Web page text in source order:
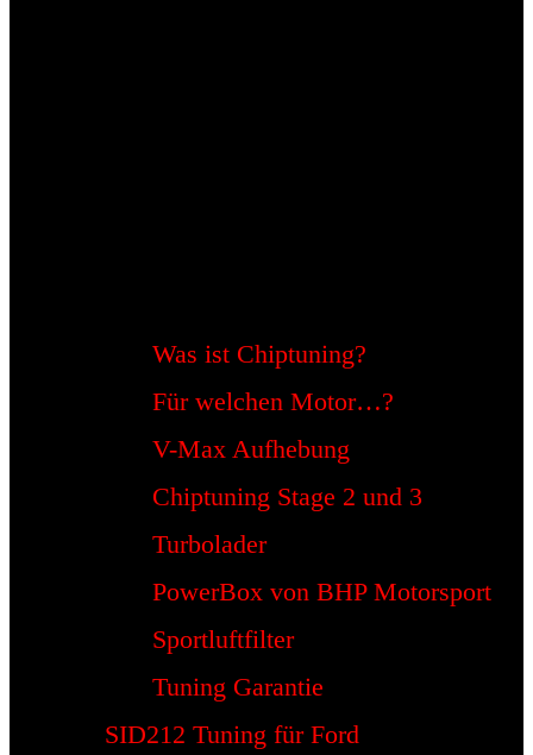
Was ist Chiptuning?
Für welchen Motor…?
V-Max Aufhebung
Chiptuning Stage 2 und 3
Turbolader
PowerBox von BHP Motorsport
Sportluftfilter
Tuning Garantie
SID212 Tuning für Ford